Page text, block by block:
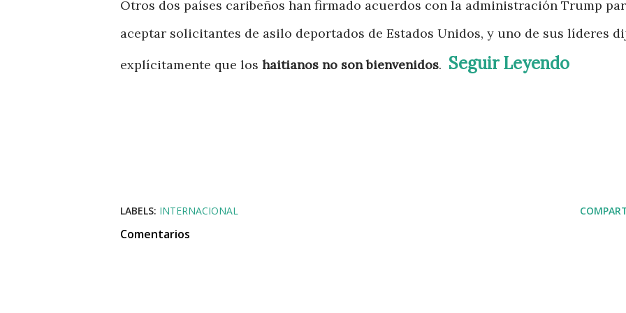
Otros dos países caribeños han firmado acuerdos con la administración Trump
aceptar solicitantes de asilo deportados de Estados Unidos, y uno de sus líderes
explícitamente que los haitianos no son bienvenidos. Seguir Leyendo
LABELS: INTERNACIONAL
Comentarios